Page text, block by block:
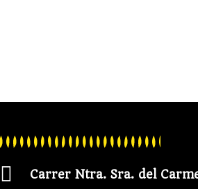
Carrer Ntra. Sra. del